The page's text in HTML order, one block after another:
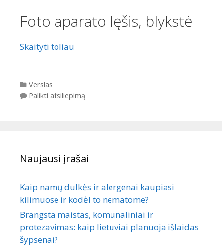
Foto aparato lęšis, blykstė
Skaityti toliau
Kategorijos
Verslas
Palikti atsiliepimą
Naujausi įrašai
Kaip namų dulkės ir alergenai kaupiasi
kilimuose ir kodėl to nematome?
Brangsta maistas, komunaliniai ir
protezavimas: kaip lietuviai planuoja išlaidas
šypsenai?